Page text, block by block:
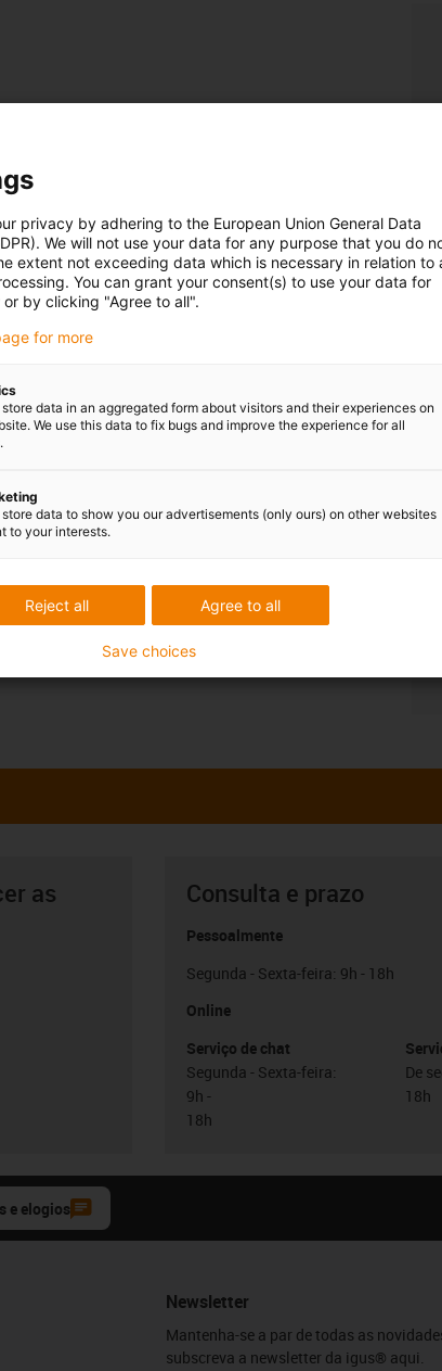
as
Consulta e prazo
Pessoalmente
Segunda - Sexta-feira: 9h - 18h
Online
Serviço de chat
Segunda - Sexta-feira:
9h -
18h
De
18h
e elogios
Newsletter
Mantenha-se a par de todas as
subscreva a newsletter da igus® aqui.
privacy by adhering to the European Union General Data
We will not use your data for any purpose that you do
extent not exceeding data which is necessary in relation to
You can grant your consent(s) to use your data for
by clicking "Agree to all".
for more
data in an aggregated form about visitors and their experiences on
We use this data to fix bugs and improve the experience for all
store data to show you our advertisements (only ours) on other websites
to your interests.
Agree to all
Reject all
Save choices